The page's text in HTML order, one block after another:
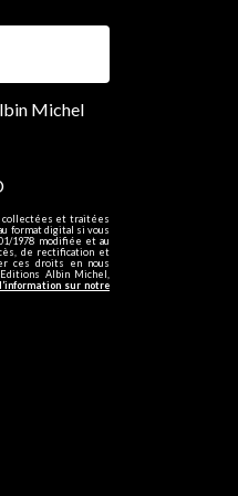
Michel
collectées et traitées
format digital si vous
1978 modifiée et au
de rectification et
ces droits en nous
Albin Michel,
sur notre